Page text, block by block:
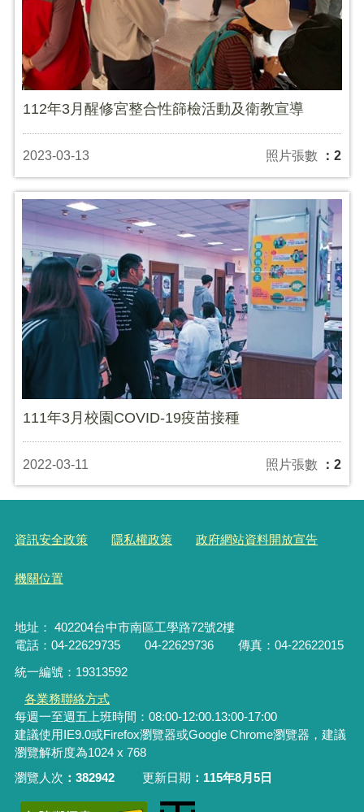
112年3月醒修宮整合性篩檢活動及衛教宣導
2023-03-13 照片張數 ：2
111年3月校園COVID-19疫苗接種
2022-03-11 照片張數 ：2
資訊安全政策 隱私權政策 政府網站資料開放宣告
機關位置
地址： 402204台中市南區工學路72號2樓
電話：04-22629735 04-22629736 傳真：04-22622015
統一編號：19313592
各業務聯絡方式
每週一至週五上班時間：08:00-12:00.13:00-17:00
建議使用IE9.0或Firefox瀏覽器或Google Chrome瀏覽器，建議
瀏覽解析度為1024 x 768
瀏覽人次
382942 更新日期 115年8月5日